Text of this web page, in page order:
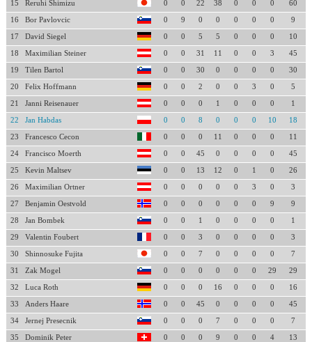
15 Reruhi Shimizu 0 0 22 38 0 0 0 60
16 Bor Pavlovcic 0 9 0 0 0 0 0 9
17 David Siegel 0 0 5 5 0 0 0 10
18 Maximilian Steiner 0 0 31 11 0 0 3 45
19 Tilen Bartol 0 0 30 0 0 0 0 30
20 Felix Hoffmann 0 0 2 0 0 3 0 5
21 Janni Reisenauer 0 0 0 1 0 0 0 1
22 Jan Habdas 0 0 8 0 0 0 10 18
23 Francesco Cecon 0 0 0 11 0 0 0 11
24 Francisco Moerth 0 0 45 0 0 0 0 45
25 Kevin Maltsev 0 0 13 12 0 1 0 26
26 Maximilian Ortner 0 0 0 0 0 3 0 3
27 Benjamin Oestvold 0 0 0 0 0 0 9 9
28 Jan Bombek 0 0 1 0 0 0 0 1
29 Valentin Foubert 0 0 3 0 0 0 0 3
30 Shinnosuke Fujita 0 0 7 0 0 0 0 7
31 Zak Mogel 0 0 0 0 0 0 29 29
32 Luca Roth 0 0 0 16 0 0 0 16
33 Anders Haare 0 0 45 0 0 0 0 45
34 Jernej Presecnik 0 0 0 7 0 0 0 7
35 Dominik Peter 0 0 0 9 0 0 4 13